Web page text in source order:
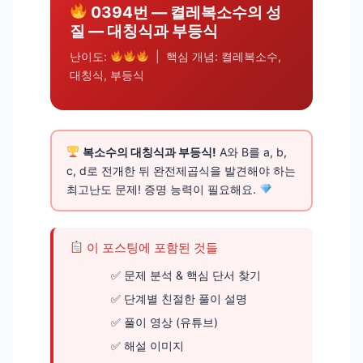
0394번 — 켤레복소수의 성
질 — 대칭식과 부등식
난이도:
| 핵심 개념: 켤레복소수,
대칭식, 부등식
복소수의 대칭식과 부등식! A와 B를 a, b,
c, d로 전개한 뒤 완전제곱식을 발견해야 하는
최고난도 문제! 증명 능력이 필요해요.
이 포스팅에 포함된 것들
문제 분석 & 핵심 단서 찾기
단계별 친절한 풀이 설명
풀이 영상 (유튜브)
해설 이미지